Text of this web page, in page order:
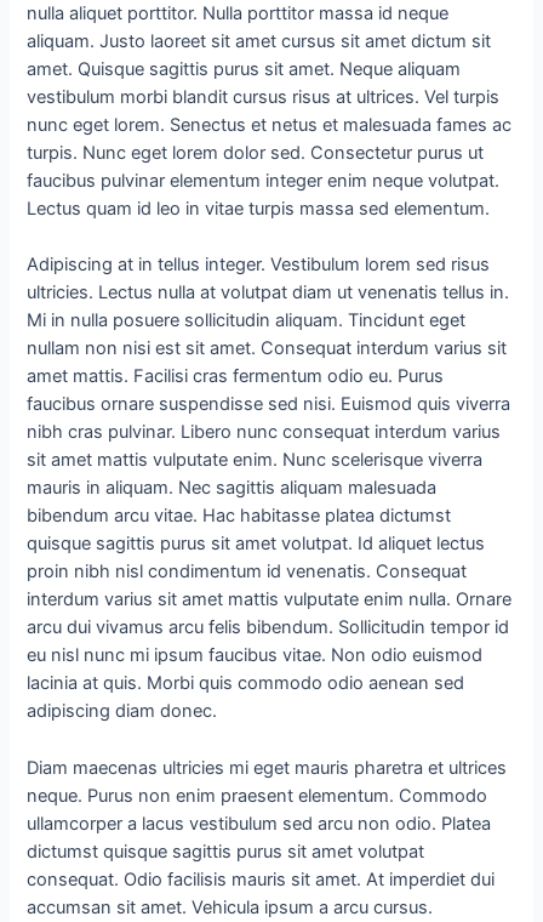
nulla aliquet porttitor. Nulla porttitor massa id neque
aliquam. Justo laoreet sit amet cursus sit amet dictum sit
amet. Quisque sagittis purus sit amet. Neque aliquam
vestibulum morbi blandit cursus risus at ultrices. Vel turpis
nunc eget lorem. Senectus et netus et malesuada fames ac
turpis. Nunc eget lorem dolor sed. Consectetur purus ut
faucibus pulvinar elementum integer enim neque volutpat.
Lectus quam id leo in vitae turpis massa sed elementum.
Adipiscing at in tellus integer. Vestibulum lorem sed risus
ultricies. Lectus nulla at volutpat diam ut venenatis tellus in.
Mi in nulla posuere sollicitudin aliquam. Tincidunt eget
nullam non nisi est sit amet. Consequat interdum varius sit
amet mattis. Facilisi cras fermentum odio eu. Purus
faucibus ornare suspendisse sed nisi. Euismod quis viverra
nibh cras pulvinar. Libero nunc consequat interdum varius
sit amet mattis vulputate enim. Nunc scelerisque viverra
mauris in aliquam. Nec sagittis aliquam malesuada
bibendum arcu vitae. Hac habitasse platea dictumst
quisque sagittis purus sit amet volutpat. Id aliquet lectus
proin nibh nisl condimentum id venenatis. Consequat
interdum varius sit amet mattis vulputate enim nulla. Ornare
arcu dui vivamus arcu felis bibendum. Sollicitudin tempor id
eu nisl nunc mi ipsum faucibus vitae. Non odio euismod
lacinia at quis. Morbi quis commodo odio aenean sed
adipiscing diam donec.
Diam maecenas ultricies mi eget mauris pharetra et ultrices
neque. Purus non enim praesent elementum. Commodo
ullamcorper a lacus vestibulum sed arcu non odio. Platea
dictumst quisque sagittis purus sit amet volutpat
consequat. Odio facilisis mauris sit amet. At imperdiet dui
accumsan sit amet. Vehicula ipsum a arcu cursus.